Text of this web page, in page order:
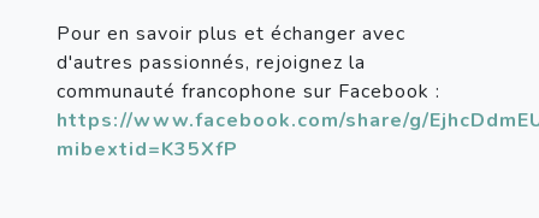
Pour en savoir plus et échanger avec
d'autres passionnés, rejoignez la
communauté francophone sur Facebook :
https://www.facebook.com/share/g/
mibextid=K35XfP